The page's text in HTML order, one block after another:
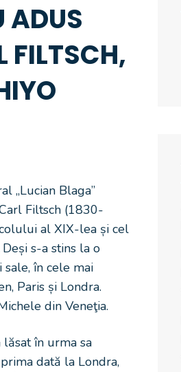
ADUS
FILTSCH,
„Lucian Blaga”
Filtsch (1830-
al XIX-lea și cel
s-a stins la o
în cele mai
Paris și Londra.
din Veneţia.
în urma sa
dată la Londra,